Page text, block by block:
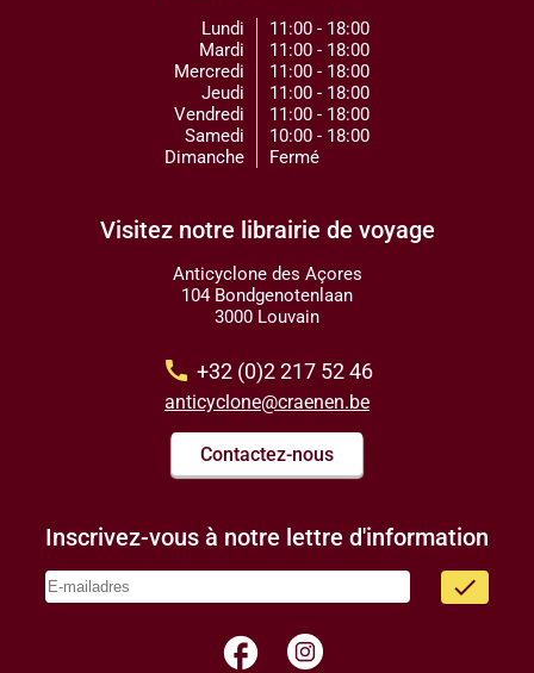
Lundi
Mardi
Mercredi
Jeudi
Vendredi
Samedi
Dimanche
11:00 - 18:00
11:00 - 18:00
11:00 - 18:00
11:00 - 18:00
11:00 - 18:00
10:00 - 18:00
Fermé
Visitez notre librairie de voyage
Anticyclone des Açores
104 Bondgenotenlaan
3000 Louvain
call +32 (0)2 217 52 46
anticyclone@craenen.be
Contactez-nous
Inscrivez-vous à notre lettre d'information
done
facebook